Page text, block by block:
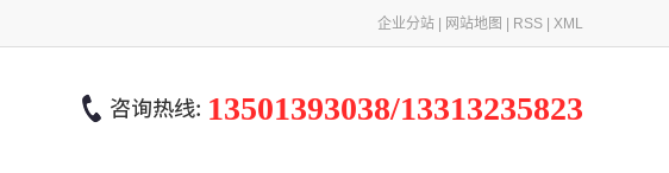
企业分站 网站地图 RSS XML
13501393038/13313235823